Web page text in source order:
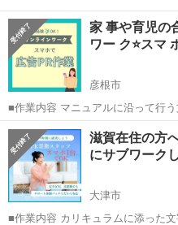
家 事や育児の
ワー ク⭐️スマ
彦根市
■作業内容 マニュアルに沿って行う文字入力、 求人記事の作成、お問
い合わせ対応、 SNS運営などを担当して
でも安心して始められます ・作
...
滋賀 彦根市 キャンペーン
滋賀在住の方
にサブワーク
大津市
■作業内容 カリキュラムに添った